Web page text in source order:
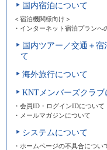
国内宿泊について
＜宿泊機関様向け＞
・インターネット宿泊プランへ
国内ツアー／交通＋
て
海外旅行について
KNTメンバーズクラブ
・会員ID・ログインIDについて
・メールマガジンについて
システムについて
・ホームページの不具合につい